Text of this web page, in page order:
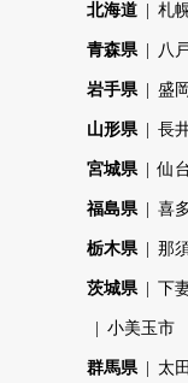
北海道 札
青森県 八
岩手県 盛
山形県 長
宮城県 仙
福島県 喜
栃木県 那
茨城県 下
小美玉市
群馬県 太